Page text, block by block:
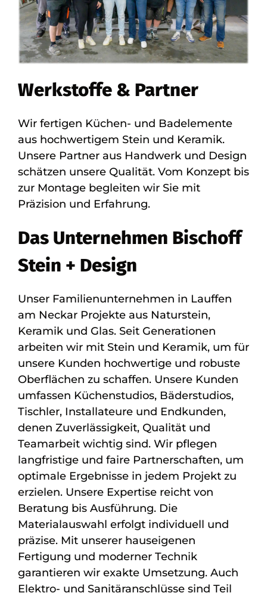
Werkstoffe & Partner
Wir fertigen Küchen- und Badelemente
aus hochwertigem Stein und Keramik.
Unsere Partner aus Handwerk und Design
schätzen unsere Qualität. Vom Konzept bis
zur Montage begleiten wir Sie mit
Präzision und Erfahrung.
Das Unternehmen Bischoff
Stein + Design
Unser Familienunternehmen in Lauffen
am Neckar Projekte aus Naturstein,
Keramik und Glas. Seit Generationen
arbeiten wir mit Stein und Keramik, um für
unsere Kunden hochwertige und robuste
Oberflächen zu schaffen. Unsere Kunden
umfassen Küchenstudios, Bäderstudios,
Tischler, Installateure und Endkunden,
denen Zuverlässigkeit, Qualität und
Teamarbeit wichtig sind. Wir pflegen
langfristige und faire Partnerschaften, um
optimale Ergebnisse in jedem Projekt zu
erzielen. Unsere Expertise reicht von
Beratung bis Ausführung. Die
Materialauswahl erfolgt individuell und
präzise. Mit unserer hauseigenen
Fertigung und moderner Technik
garantieren wir exakte Umsetzung. Auch
Elektro- und Sanitäranschlüsse sind Teil